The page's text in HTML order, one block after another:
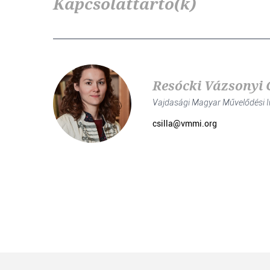
Resócki Vázsonyi
Vajdasági Magyar Művelődési
csilla@vmmi.org